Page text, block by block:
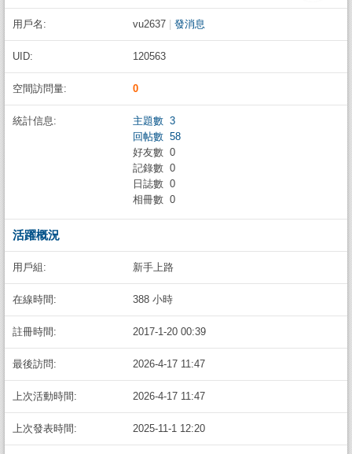
用戶名: vu2637 發消息
UID: 120563
空間訪問量: 0
統計信息:
主題數 3
回帖數 58
好友數 0
記錄數 0
日誌數 0
相冊數 0
活躍概況
用戶組: 新手上路
在線時間: 388 小時
註冊時間: 2017-1-20 00:39
最後訪問: 2026-4-17 11:47
上次活動時間: 2026-4-17 11:47
上次發表時間: 2025-11-1 12:20